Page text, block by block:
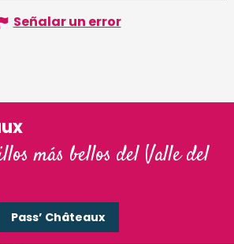
Señalar un error
más bellos del Valle del
Pass’ Châteaux